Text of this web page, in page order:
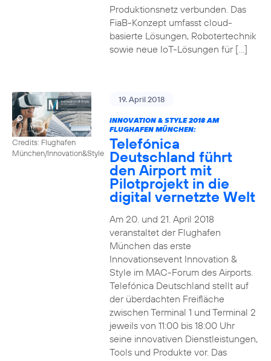
Produktionsnetz verbunden. Das
FiaB-Konzept umfasst cloud-
basierte Lösungen, Robotertechnik
sowie neue IoT-Lösungen für […]
Credits: Flughafen
München/Innovation&Style
19. April 2018
INNOVATION & STYLE 2018 AM
FLUGHAFEN MÜNCHEN:
Telefónica
Deutschland führt
den Airport mit
Pilotprojekt in die
digital vernetzte Welt
Am 20. und 21. April 2018
veranstaltet der Flughafen
München das erste
Innovationsevent Innovation &
Style im MAC-Forum des Airports.
Telefónica Deutschland stellt auf
der überdachten Freifläche
zwischen Terminal 1 und Terminal 2
jeweils von 11:00 bis 18:00 Uhr
seine innovativen Dienstleistungen,
Tools und Produkte vor. Das